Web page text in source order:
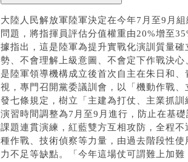
大陸人民解放軍陸軍決定在今年7月至9月
問題，將指揮員評估分值權重由20%增至
據指出，這是陸軍為提升實戰化演訓質量
勢、不會理解上級意圖、不會定下作戰決
是陸軍領導機構成立後首次自主在朱日和
視，專門召開黨委議訓會，以「機動作戰
發七條規定，樹立「主建為打仗、主業抓
演習時間調整為7月至9月進行，防止在基
課題連貫演練，紅藍雙方互相攻防，全程
種作戰、技術偵察等力量，由過去階段性
力不足等缺點。「今年這場仗可謂難上加